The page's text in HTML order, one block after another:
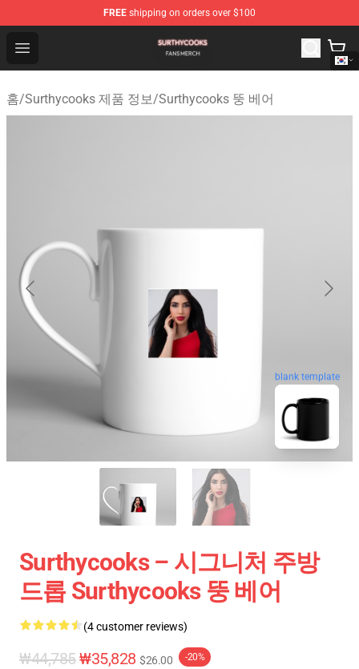
FREE shipping on orders over $100
Open menu
Surthycooks Shop - Official Surthycooks Merchandise
홈/Surthycooks 제품 정보/Surthycooks 뚱 베어
blank template
Surthycooks – 시그니처 주방
드롭 Surthycooks 뚱 베어
(4 customer reviews)
₩44,785₩35,828 $26.00 -20%